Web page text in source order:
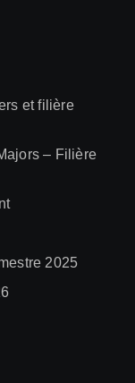
et filière
– Filière
2025